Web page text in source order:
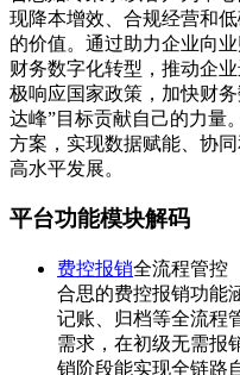
现降本增效、合规经营和
的价值。通过助力企业向
财务数字化转型，推动企
极响应国家政策，加快财
达峰”目标贡献自己的力量
方案，实现数据赋能、协
高水平发展。
平台功能模块解码
费控报销全流程管控
合思的费控报销功能
记账、归档等全流程
需求，在初级无需报
销阶段能实现全链路